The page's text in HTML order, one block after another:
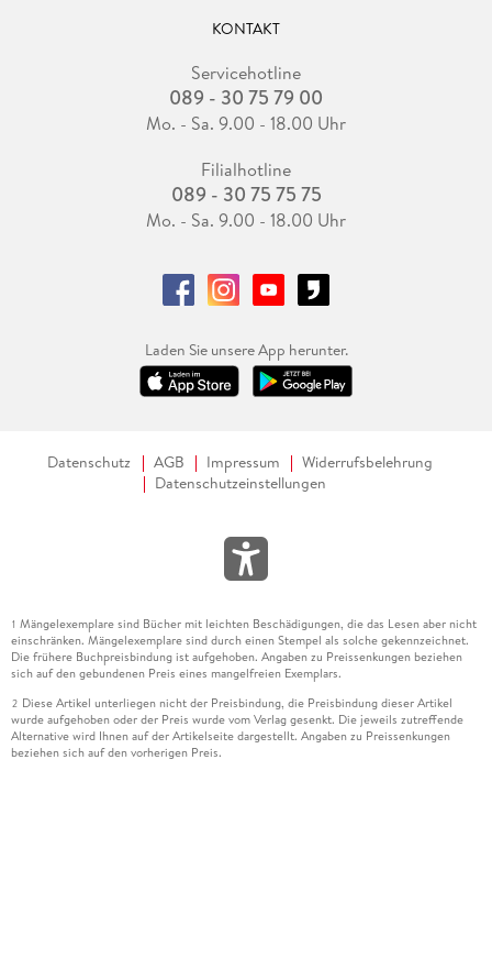
KONTAKT
Servicehotline
089 - 30 75 79 00
Mo. - Sa. 9.00 - 18.00 Uhr
Filialhotline
089 - 30 75 75 75
Mo. - Sa. 9.00 - 18.00 Uhr
Laden Sie unsere App herunter.
Datenschutz AGB Impressum
Widerrufsbelehrung
Datenschutzeinstellungen
1 Mängelexemplare sind Bücher mit leichten Beschädigungen, die das Lesen aber nicht
einschränken. Mängelexemplare sind durch einen Stempel als solche gekennzeichnet.
Die frühere Buchpreisbindung ist aufgehoben. Angaben zu Preissenkungen beziehen
sich auf den gebundenen Preis eines mangelfreien Exemplars.
2 Diese Artikel unterliegen nicht der Preisbindung, die Preisbindung dieser Artikel
wurde aufgehoben oder der Preis wurde vom Verlag gesenkt. Die jeweils zutreffende
Alternative wird Ihnen auf der Artikelseite dargestellt. Angaben zu Preissenkungen
beziehen sich auf den vorherigen Preis.